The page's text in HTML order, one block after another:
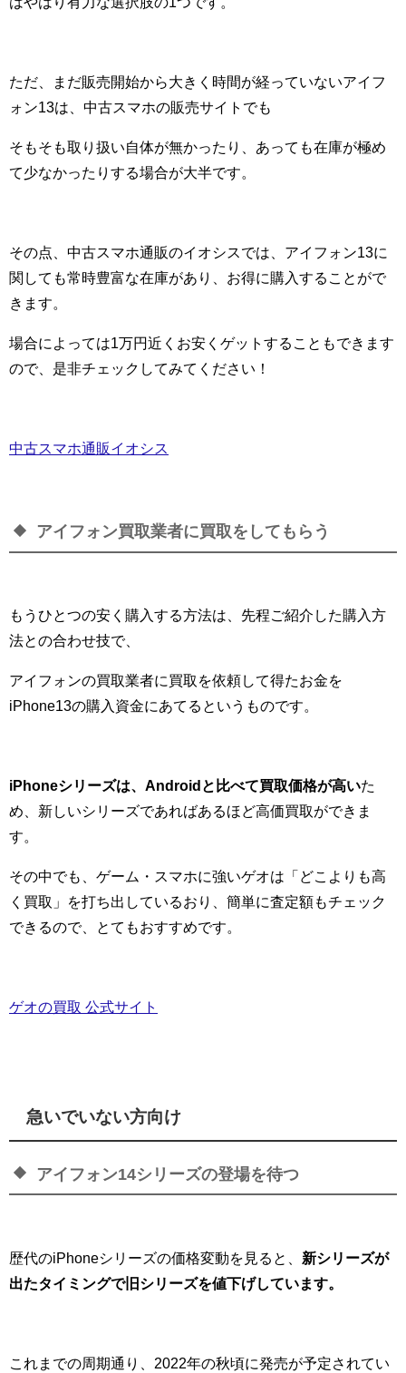
ただ、まだ販売開始から大きく時間が経っていないアイフ
ォン13は、中古スマホの販売サイトでも
そもそも取り扱い自体が無かったり、あっても在庫が極め
て少なかったりする場合が大半です。
その点、中古スマホ通販のイオシスでは、アイフォン13に
関しても常時豊富な在庫があり、お得に購入することがで
きます。
場合によっては1万円近くお安くゲットすることもできます
ので、是非チェックしてみてください！
中古スマホ通販イオシス
アイフォン買取業者に買取をしてもらう
もうひとつの安く購入する方法は、先程ご紹介した購入方
法との合わせ技で、
アイフォンの買取業者に買取を依頼して得たお金を
iPhone13の購入資金にあてるというものです。
iPhoneシリーズは、Androidと比べて買取価格が高いた
め、新しいシリーズであればあるほど高価買取ができま
す。
その中でも、 ゲーム・スマホに強いゲオは「 どこよりも高
く 買取」を打ち出しているおり、簡単に査定額もチェック
できるので、とてもおすすめです。
ゲオの買取 公式サイト
急いでいない方向け
アイフォン14シリーズの登場を待つ
歴代のiPhoneシリーズの価格変動を見ると、 新シリーズが
出たタイミングで旧シリーズを値下げしています。
これまでの周期通り、2022年の秋頃に発売が予定されてい